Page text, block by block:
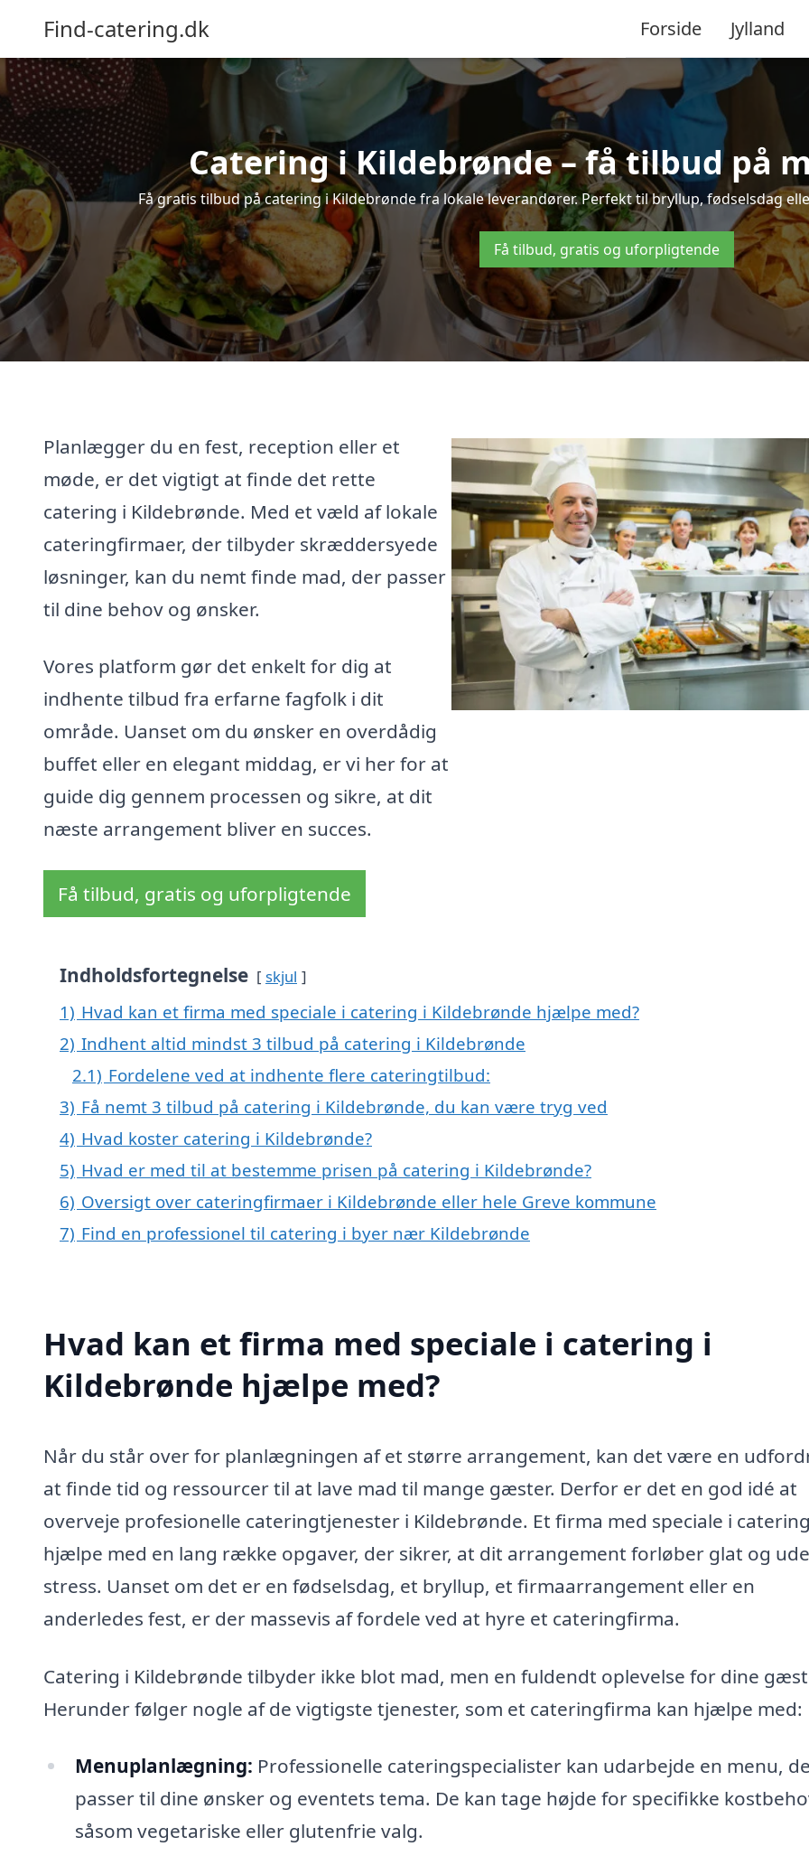
Find-catering.dk Forside Jylland
Catering i Kildebrønde – få tilbud på
Få gratis tilbud på catering i Kildebrønde fra lokale leverandører. Perfekt til bryllup, fødselsdag
Få tilbud, gratis og uforpligtende
Planlægger du en fest, reception eller et
møde, er det vigtigt at finde det rette
catering i Kildebrønde. Med et væld af lokale
cateringfirmaer, der tilbyder skræddersyede
løsninger, kan du nemt finde mad, der passer
til dine behov og ønsker.
Vores platform gør det enkelt for dig at
indhente tilbud fra erfarne fagfolk i dit
område. Uanset om du ønsker en overdådig
buffet eller en elegant middag, er vi her for at
guide dig gennem processen og sikre, at dit
næste arrangement bliver en succes.
Få tilbud, gratis og uforpligtende
Indholdsfortegnelse skjul
1) Hvad kan et firma med speciale i catering i Kildebrønde hjælpe med?
2) Indhent altid mindst 3 tilbud på catering i Kildebrønde
2.1) Fordelene ved at indhente flere cateringtilbud:
3) Få nemt 3 tilbud på catering i Kildebrønde, du kan være tryg ved
4) Hvad koster catering i Kildebrønde?
5) Hvad er med til at bestemme prisen på catering i Kildebrønde?
6) Oversigt over cateringfirmaer i Kildebrønde eller hele Greve kommune
7) Find en professionel til catering i byer nær Kildebrønde
Hvad kan et firma med speciale i catering i
Kildebrønde hjælpe med?
Når du står over for planlægningen af et større arrangement, kan det være en
at finde tid og ressourcer til at lave mad til mange gæster. Derfor er det en god idé at
overveje profesionelle cateringtjenester i Kildebrønde. Et firma med speciale i
hjælpe med en lang række opgaver, der sikrer, at dit arrangement forløber glat og
stress. Uanset om det er en fødselsdag, et bryllup, et firmaarrangement eller en
anderledes fest, er der massevis af fordele ved at hyre et cateringfirma.
Catering i Kildebrønde tilbyder ikke blot mad, men en fuldendt oplevelse for dine
Herunder følger nogle af de vigtigste tjenester, som et cateringfirma kan hjælpe med:
Menuplanlægning: Professionelle cateringspecialister kan udarbejde en menu,
passer til dine ønsker og eventets tema. De kan tage højde for specifikke
såsom vegetariske eller glutenfrie valg.